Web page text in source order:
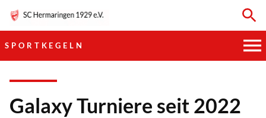
SPORTKEGELN
SPORTKEGELN
Galaxy Turniere seit 2022